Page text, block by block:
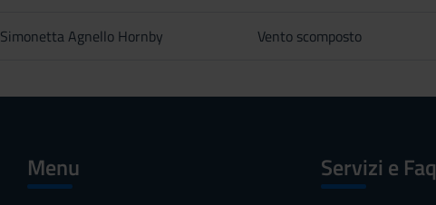
Simonetta Agnello Hornby Vento scomposto
Menu Servizi e Faq